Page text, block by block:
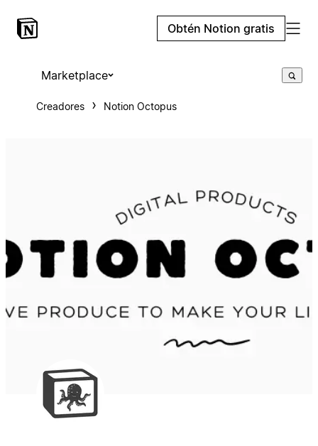
Obtén Notion gratis
Marketplace
Creadores Notion Octopus